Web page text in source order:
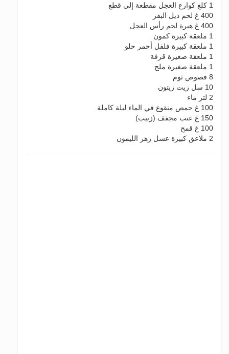
1 كلغ كوارع العجل مقطعة إلى قطع
400 غ لحم ذيل البقر
400 غ هبرة لحم رأس العجل
1 ملعقة كبيرة كمون
1 ملعقة كبيرة فلفل أحمر حلو
1 ملعقة صغيرة قرفة
1 ملعقة صغيرة ملح
8 فصوص ثوم
10 سل زيت زيتون
2 لتر ماء
100 غ حمص منقوع في الماء ليلة كاملة
150 غ عنب مجفف (زبيب)
100 غ قمح
2 ملاعق كبيرة عسل زهر الليمون